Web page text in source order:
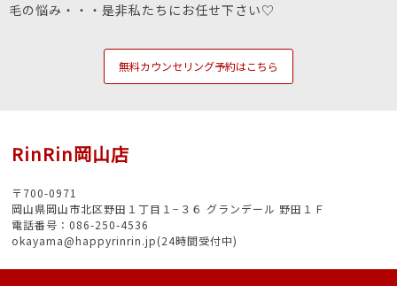
毛の悩み・・・是非私たちにお任せ下さい♡
無料カウンセリング予約はこちら
RinRin岡山店
〒700-0971
岡山県岡山市北区野田１丁目１−３６ グランデール 野田１Ｆ
電話番号：086-250-4536
okayama@happyrinrin.jp(24時間受付中)